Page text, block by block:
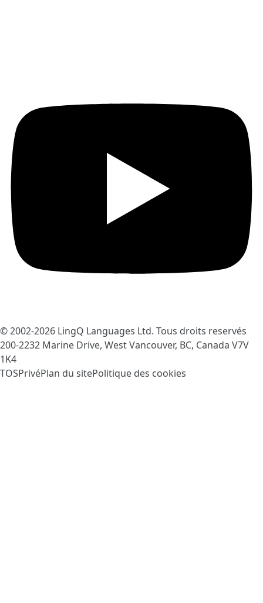
© 2002-2026 LingQ Languages Ltd. Tous droits reservés
200-2232 Marine Drive, West Vancouver, BC, Canada V7V
1K4
TOSPrivéPlan du sitePolitique des cookies